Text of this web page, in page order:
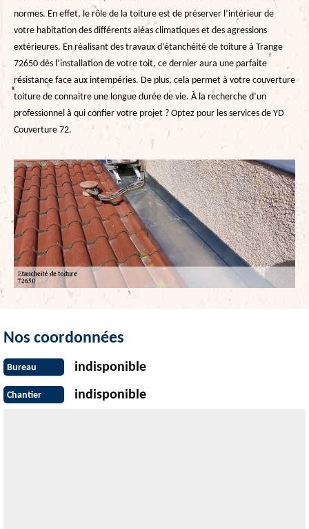
normes. En effet, le rôle de la toiture est de préserver l’intérieur de
votre habitation des différents aléas climatiques et des agressions
extérieures. En réalisant des travaux d’étanchéité de toiture à Trange
72650 dès l’installation de votre toit, ce dernier aura une parfaite
résistance face aux intempéries. De plus, cela permet à votre couverture
toiture de connaitre une longue durée de vie. À la recherche d’un
professionnel à qui confier votre projet ? Optez pour les services de YD
Couverture 72.
Nos coordonnées
Bureau indisponible
Chantier indisponible